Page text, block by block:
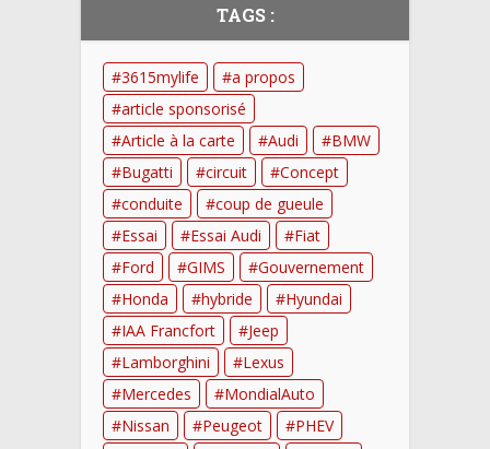
TAGS :
3615mylife
a propos
article sponsorisé
Article à la carte
Audi
BMW
Bugatti
circuit
Concept
conduite
coup de gueule
Essai
Essai Audi
Fiat
Ford
GIMS
Gouvernement
Honda
hybride
Hyundai
IAA Francfort
Jeep
Lamborghini
Lexus
Mercedes
MondialAuto
Nissan
Peugeot
PHEV